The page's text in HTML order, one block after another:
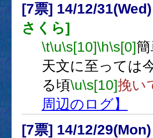
[7票] 14/12/
さくら]
\t\u\s[10]\h\s[0]
天文に至っては
る頃\u\s[10]挽い
周辺のログ】
[7票] 14/12/